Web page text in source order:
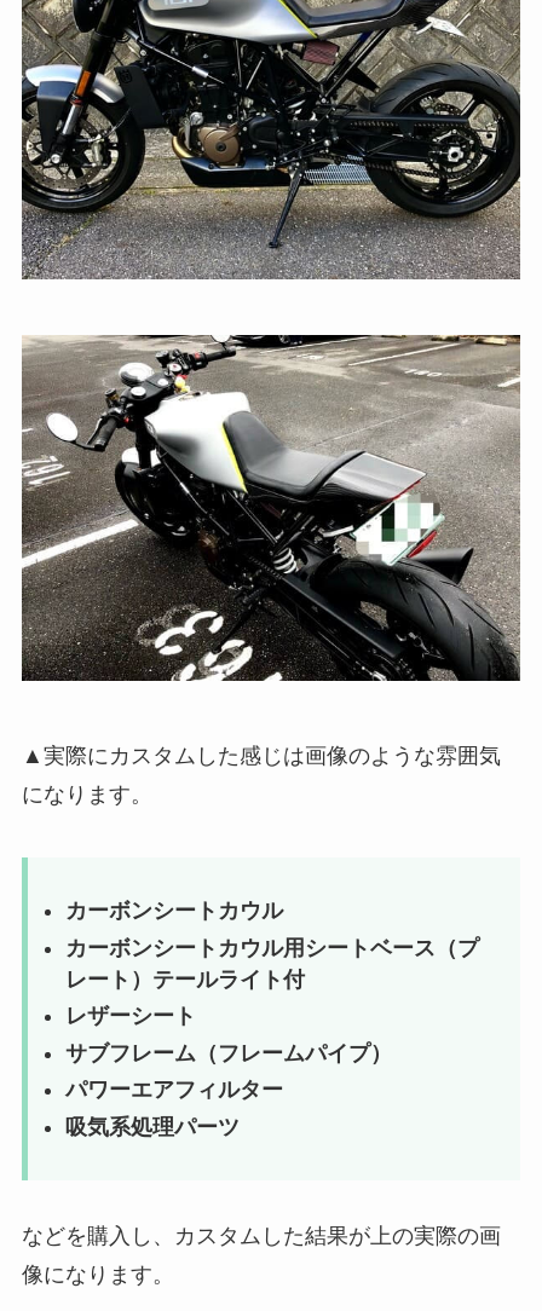
▲実際にカスタムした感じは画像のような雰囲気
になります。
カーボンシートカウル
カーボンシートカウル用シートベース（プ
レート）テールライト付
レザーシート
サブフレーム（フレームパイプ）
パワーエアフィルター
吸気系処理パーツ
などを購入し、カスタムした結果が上の実際の画
像になります。